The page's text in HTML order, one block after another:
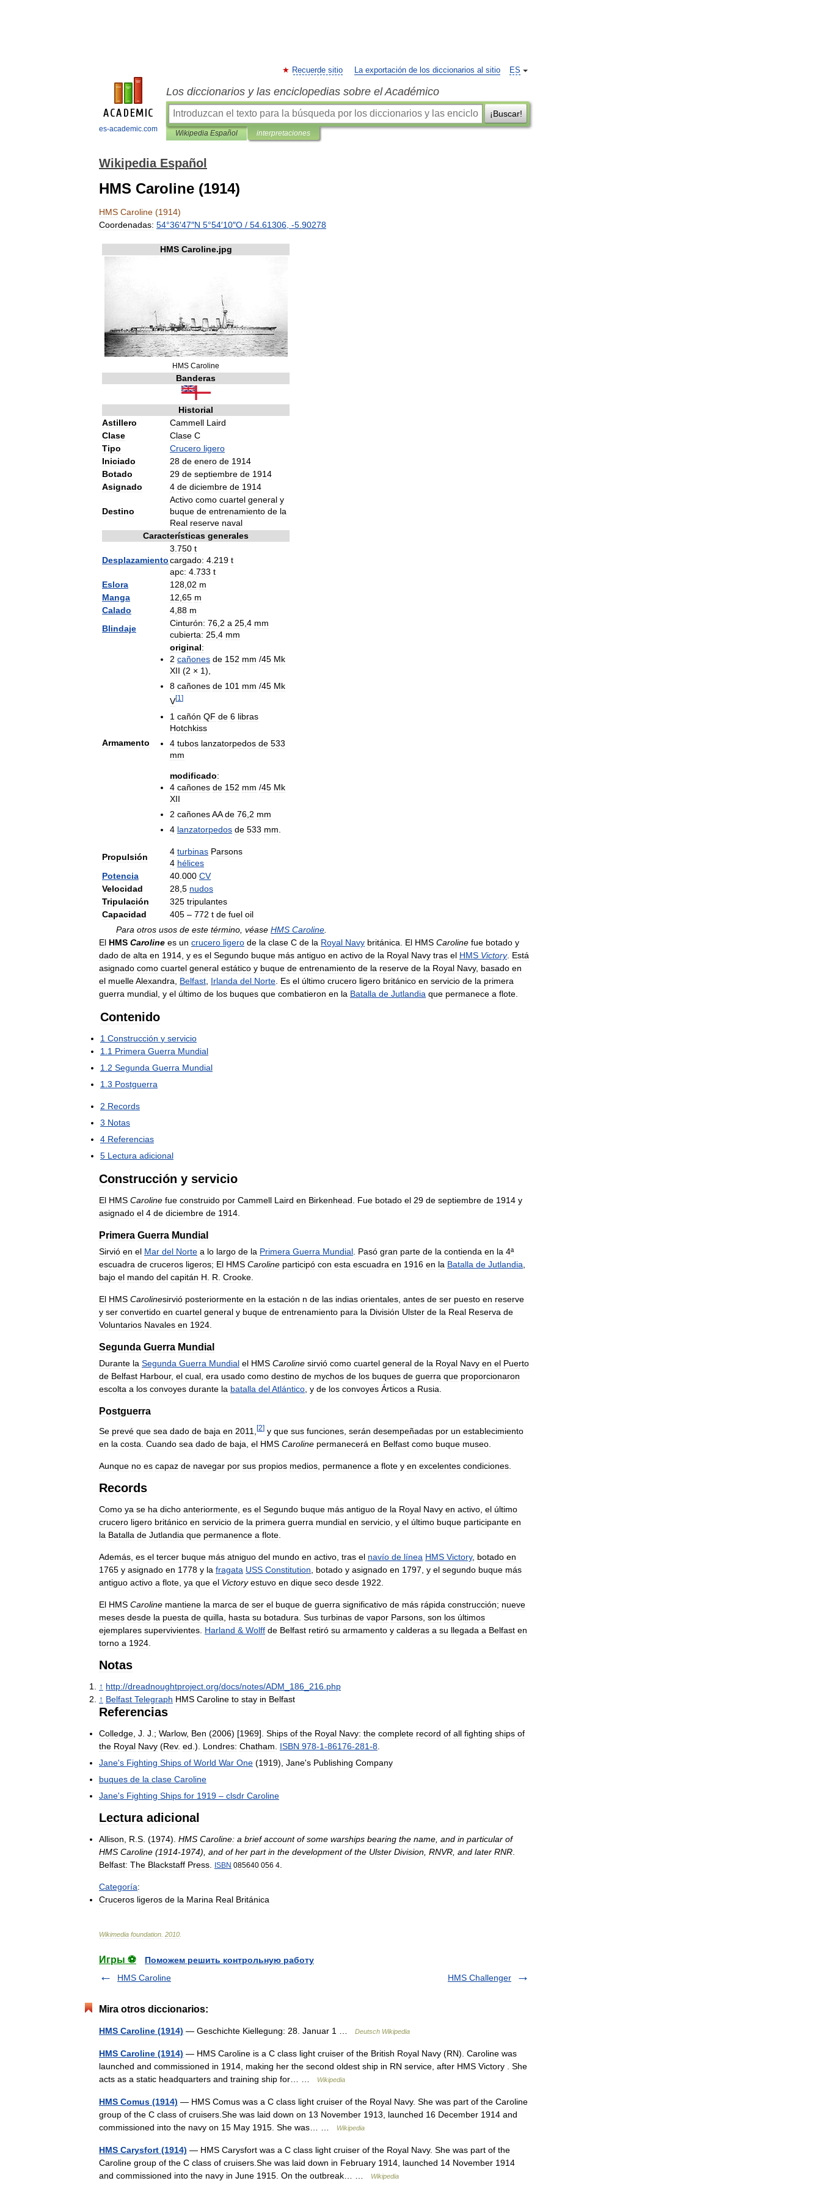
es-academic.com
ES
Recuerde sitio La exportación de los diccionarios al sitio
Los diccionarios y las enciclopedias sobre el Académico
¡Buscar!
Wikipedia Español interpretaciones
Wikipedia Español
HMS Caroline (1914)
HMS Caroline (1914)
Coordenadas: 54°36′47″N 5°54′10″O / 54 61306 -5 90278
HMS Caroline.jpg
HMS Caroline
Banderas
Historial
Astillero
Cammell Laird
Clase
Clase C
Tipo
Crucero ligero
Iniciado
28 de enero de 1914
Botado
29 de septiembre de 1914
Asignado
4 de diciembre de 1914
Destino
Activo como cuartel general y
buque de entrenamiento de la
Real reserve naval
Características generales
Desplazamiento
3 750 t
cargado: 4 219 t
apc: 4 733 t
Eslora
128 02 m
Manga
12 65 m
Calado
4 88 m
Blindaje
Cinturón: 76 2 a 25 4 mm
cubierta: 25 4 mm
Armamento
original:
2 cañones de 152 mm /45 Mk
XII (2 × 1),
8 cañones de 101 mm /45 Mk
V[1 ]
1 cañón QF de 6 libras
Hotchkiss
4 tubos lanzatorpedos de 533
mm
modificado:
4 cañones de 152 mm /45 Mk
XII
2 cañonesAA de 76 2 mm
4 lanzatorpedos de 533 mm
Propulsión
4 turbinas Parsons
4 hélices
Potencia
40 000 CV
Velocidad
28 5 nudos
Tripulación
325 tripulantes
Capacidad
405 – 772 t de fuel oil
Para otros usos de este término véase HMS Caroline
El HMS Caroline es un crucero ligero de la clase C de la Royal Navy británica El HMS Caroline fue botado y
dado de alta en 1914 y es el Segundo buque más antiguo en activo de la Royal Navy tras el HMS Victory. Está
asignado como cuartel general estático y buque de entrenamiento de la reserve de la Royal Navy, basado en
el muelleAlexandra Belfast Irlanda del Norte Es el último crucero ligero británico en servicio de la primera
guerra mundial y el último de los buques que combatieron en la Batalla de Jutlandia que permanece a flote
Contenido
1 Construcción y servicio
1 1 Primera Guerra Mundial
1 2 Segunda Guerra Mundial
1 3 Postguerra
2 Records
3 Notas
4 Referencias
5 Lectura adicional
Construcción y servicio
El HMS Caroline fue construido por Cammell Laird en Birkenhead Fue botado el 29 de septiembre de 1914 y
asignado el 4 de diciembre de 1914
Primera Guerra Mundial
Sirvió en el Mar del Norte a lo largo de la Primera Guerra Mundial Pasó gran parte de la contienda en la 4ª
escuadra de cruceros ligeros; El HMS Caroline participó con esta escuadra en 1916 en la Batalla de Jutlandia
bajo el mando del capitán H R Crooke
El HMS Carolinesirvió posteriormente en la estación n de las indias orientales antes de ser puesto en reserve
y ser convertido en cuartel general y buque de entrenamiento para la División Ulster de la Real Reserva de
Voluntarios Navales en 1924
Segunda Guerra Mundial
Durante la Segunda Guerra Mundial el HMS Caroline sirvió como cuartel general de la Royal Navy en el Puerto
de Belfast Harbour, el cual era usado como destino de mychos de los buques de guerra que proporcionaron
escolta a los convoyes durante la batalla delAtlántico y de los convoyes Árticos a Rusia
Postguerra
Se prevé que sea dado de baja en 2011 [2] y que sus funciones serán desempeñadas por un establecimiento
en la costa Cuando sea dado de baja el HMS Caroline permanecerá en Belfast como buque museo
Aunque no es capaz de navegar por sus propios medios permanence a flote y en excelentes condiciones
Records
Como ya se ha dicho anteriormente es el Segundo buque más antiguo de la Royal Navy en activo el último
crucero ligero británico en servicio de la primera guerra mundial en servicio y el último buque participante en
la Batalla de Jutlandia que permanence a flote
Además es el tercer buque más atniguo del mundo en activo tras el navío de línea HMS Victory, botado en
1765 y asignado en 1778 y la fragata USS Constitution botado y asignado en 1797 y el segundo buque más
antiguo activo a flote ya que el Victory estuvo en dique seco desde 1922
El HMS Caroline mantiene la marca de ser el buque de guerra significativo de más rápida construcción; nueve
meses desde la puesta de quilla hasta su botadura Sus turbinas de vapor Parsons son los últimos
ejemplares supervivientes Harland & Wolff de Belfast retiró su armamento y calderas a su llegada a Belfast en
torno a 1924
Notas
↑ http://dreadnoughtproject org/docs/notes/ADM 186 216 php
↑ Belfast Telegraph HMS Caroline to stay in Belfast
Referencias
Colledge J J .; Warlow, Ben (2006) [1969]. Ships of the Royal Navy: the complete record of all fighting ships of
the Royal Navy (Rev. ed .). Londres: Chatham ISBN 978-1-86176-281-8
Jane's Fighting Ships of World War One (1919), Jane's Publishing Company
buques de la clase Caroline
Jane's Fighting Ships for 1919 – clsdr Caroline
Lectura adicional
Allison R S . (1974). HMS Caroline: a brief account of some warships bearing the name and in particular of
HMS Caroline (1914-1974), and of her part in the development of the Ulster Division RNVR and later RNR
Belfast: The Blackstaff Press ISBN 085640 056 4
Categoría:
Cruceros ligeros de la Marina Real Británica
Wikimedia foundation 2010
Игры ⚽
Поможем решить контрольную работу
HMS Caroline
HMS Challenger
Mira otros diccionarios:
HMS Caroline (1914) — Geschichte Kiellegung: 28. Januar 1 … Deutsch Wikipedia
HMS Caroline (1914) — HMS Caroline is a C class light cruiser of the British Royal Navy (RN). Caroline was
launched and commissioned in 1914, making her the second oldest ship in RN service, after HMS Victory . She
acts as a static headquarters and training ship for… …
Wikipedia
HMS Comus (1914) — HMS Comus was a C class light cruiser of the Royal Navy. She was part of the Caroline
group of the C class of cruisers.She was laid down on 13 November 1913, launched 16 December 1914 and
commissioned into the navy on 15 May 1915. She was… …
Wikipedia
HMS Carysfort (1914) — HMS Carysfort was a C class light cruiser of the Royal Navy. She was part of the
Caroline group of the C class of cruisers.She was laid down in February 1914, launched 14 November 1914
and commissioned into the navy in June 1915. On the outbreak… …
Wikipedia